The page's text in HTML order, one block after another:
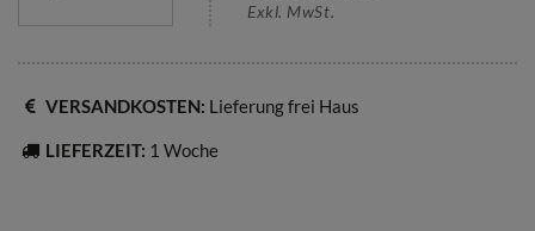
Exkl. MwSt.
VERSANDKOSTEN: Lieferung frei Haus
LIEFERZEIT: 1 Woche